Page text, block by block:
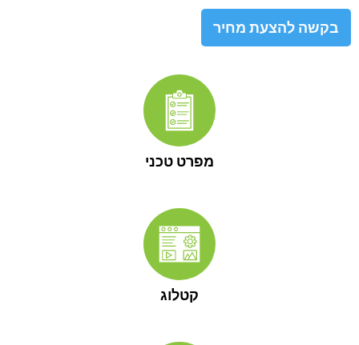
בקשה להצעת מחיר
מפרט טכני
קטלוג